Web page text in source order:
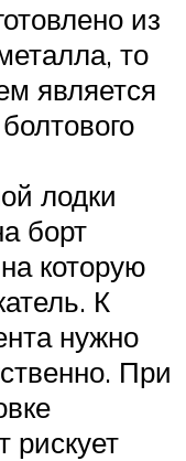
из
то
является
лодки
борт
которую
К
нужно
При
рискует